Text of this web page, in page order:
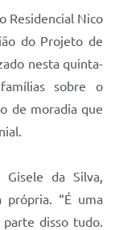
Residencial Nico
do Projeto de
nesta quinta-
sobre o
de moradia que
Gisele da Silva,
própria. “É uma
disso tudo.